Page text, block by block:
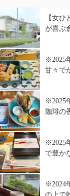
【女
が喜ぶ
※2025
甘々で
※2025
珈琲の
※2025
で豊か
※2024